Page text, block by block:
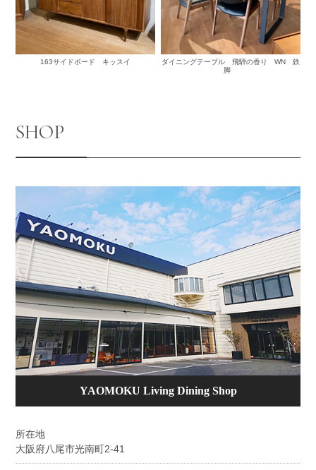
163サイドボード キッスイ
ダイニングテーブル 飛騨の香り WN 鉄
脚
SHOP
YAOMOKU Living Dining Shop
所在地
大阪府八尾市光南町2-41